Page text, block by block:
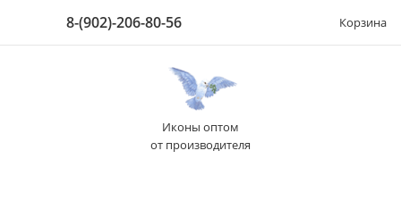
8-(902)-206-80-56 Корзина
Иконы оптом
от производителя